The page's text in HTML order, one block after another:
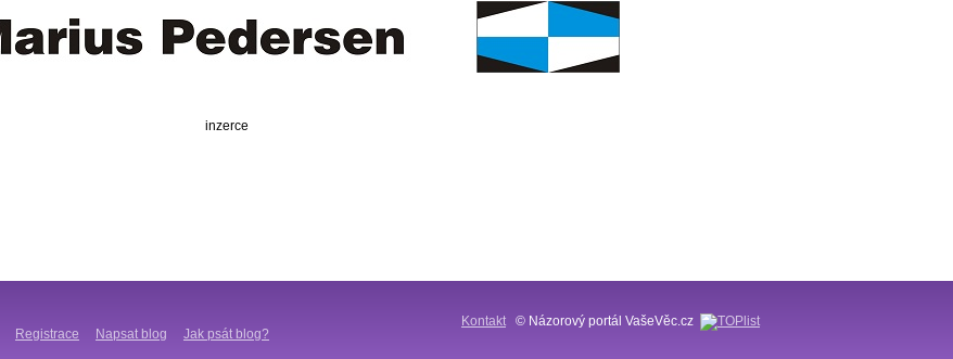
inzerce
Registrace Napsat blog Jak psát blog?
Kontakt © Názorový portál VašeVěc.cz